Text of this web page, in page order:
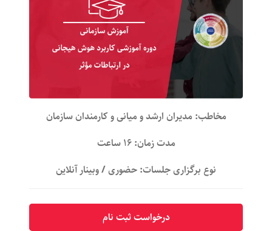
مخاطب: مدیران ارشد و میانی و کارمندان سازمان
مدت زمان: ۱۶ ساعت
نوع برگزاری جلسات: حضوری / وبینار آنلاین
درخواست ثبت نام